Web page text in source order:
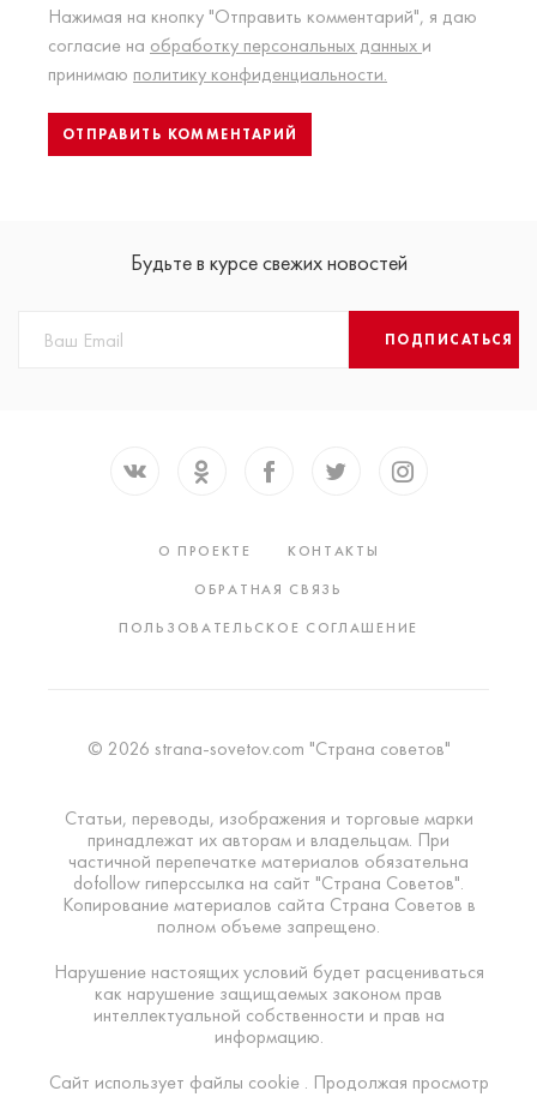
Нажимая на кнопку "Отправить комментарий", я даю
согласие на обработку персональных данных и
принимаю политику конфиденциальности.
Будьте в курсе свежих новостей
ПОДПИСАТЬСЯ
О ПРОЕКТЕ
КОНТАКТЫ
ОБРАТНАЯ СВЯЗЬ
ПОЛЬЗОВАТЕЛЬСКОЕ СОГЛАШЕНИЕ
© 2026 strana-sovetov.com "Страна советов"
Статьи, переводы, изображения и торговые марки
принадлежат их авторам и владельцам. При
частичной перепечатке материалов обязательна
dofollow гиперссылка на сайт "Страна Советов".
Копирование материалов сайта Страна Советов в
полном объеме запрещено.
Нарушение настоящих условий будет расцениваться
как нарушение защищаемых законом прав
интеллектуальной собственности и прав на
информацию.
Сайт использует файлы cookie . Продолжая просмотр